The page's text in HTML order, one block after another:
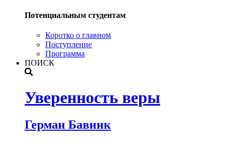
Потенциальным студентам
Коротко о главном
Поступление
Программа
ПОИСК
Уверенность веры
Герман Бавинк